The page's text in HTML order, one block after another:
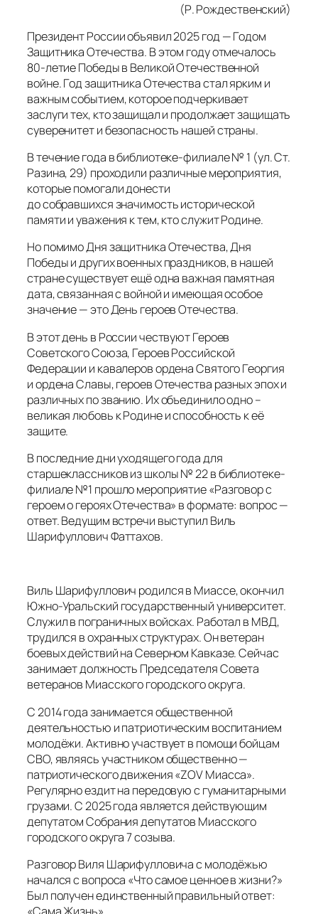
(Р. Рождественский)
Президент России объявил 2025 год — Годом
Защитника Отечества. В этом году отмечалось
80-летие Победы в Великой Отечественной
войне. Год защитника Отечества стал ярким и
важным событием, которое подчеркивает
заслуги тех, кто защищал и продолжает защищать
суверенитет и безопасность нашей страны.
В течение года в библиотеке-филиале № 1 (ул. Ст.
Разина, 29) проходили различные мероприятия,
которые помогали донести
до собравшихся значимость исторической
памяти и уважения к тем, кто служит Родине.
Но помимо Дня защитника Отечества, Дня
Победы и других военных праздников, в нашей
стране существует ещё одна важная памятная
дата, связанная с войной и имеющая особое
значение — это День героев Отечества.
В этот день в России чествуют Героев
Советского Союза, Героев Российской
Федерации и кавалеров ордена Святого Георгия
и ордена Славы, героев Отечества разных эпох и
различных по званию. Их объединило одно –
великая любовь к Родине и способность к её
защите.
В последние дни уходящего года для
старшеклассников из школы № 22 в библиотеке-
филиале №1 прошло мероприятие «Разговор с
героем о героях Отечества» в формате: вопрос —
ответ. Ведущим встречи выступил Виль
Шарифуллович Фаттахов.
Виль Шарифуллович родился в Миассе, окончил
Южно-Уральский государственный университет.
Служил в пограничных войсках. Работал в МВД,
трудился в охранных структурах. Он ветеран
боевых действий на Северном Кавказе. Сейчас
занимает должность Председателя Совета
ветеранов Миасского городского округа.
С 2014 года занимается общественной
деятельностью и патриотическим воспитанием
молодёжи. Активно участвует в помощи бойцам
СВО, являясь участником общественно —
патриотического движения «ZOV Миасса».
Регулярно ездит на передовую с гуманитарными
грузами. С 2025 года является действующим
депутатом Собрания депутатов Миасского
городского округа 7 созыва.
Разговор Виля Шарифулловича с молодёжью
начался с вопроса «Что самое ценное в жизни?»
Был получен единственный правильный ответ: